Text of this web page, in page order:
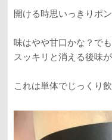
開ける時思いっきりポ
味はやや甘口かな？で
スッキリと消える後味
これは単体でじっくり